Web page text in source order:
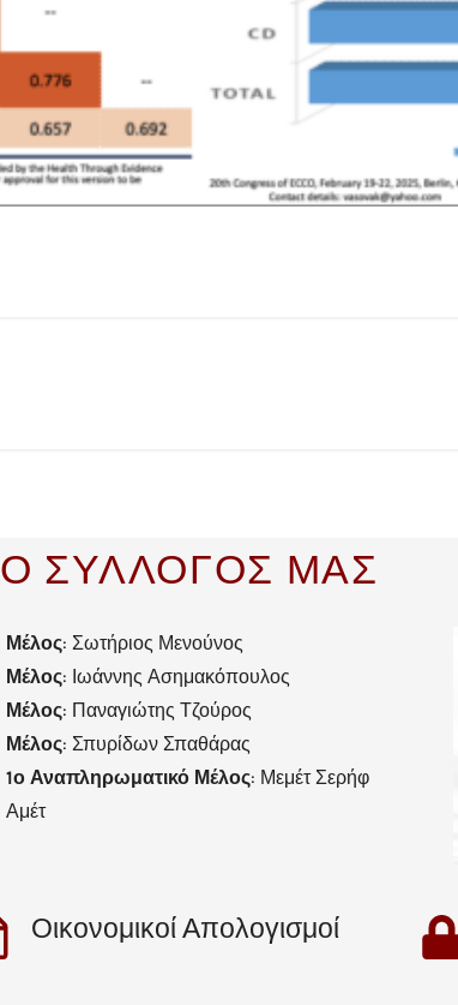
Ο ΣΥΛΛΟΓΟΣ ΜΑΣ
Μέλος: Σωτήριος Μενούνος
Μέλος: Ιωάννης Ασημακόπουλος
Μέλος: Παναγιώτης Τζούρος
Μέλος: Σπυρίδων Σπαθάρας
1ο Αναπληρωματικό Μέλος: Μεμέτ Σερήφ
Αμέτ
Οικονομικοί Απολογισμοί